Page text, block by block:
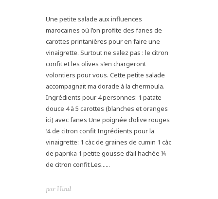
Une petite salade aux influences
marocaines où l’on profite des fanes de
carottes printanières pour en faire une
vinaigrette. Surtout ne salez pas : le citron
confit et les olives s’en chargeront
volontiers pour vous. Cette petite salade
accompagnait ma dorade à la chermoula.
Ingrédients pour 4 personnes: 1 patate
douce 4 à 5 carottes (blanches et oranges
ici) avec fanes Une poignée d’olive rouges
¼ de citron confit Ingrédients pour la
vinaigrette: 1 càc de graines de cumin 1 càc
de paprika 1 petite gousse d’ail hachée ¼
de citron confit Les......
par Hind